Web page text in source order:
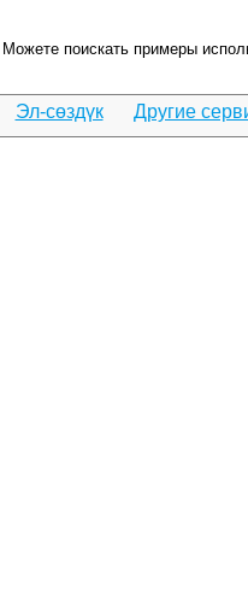
Можете поискать примеры
Эл-сөздүк Другие